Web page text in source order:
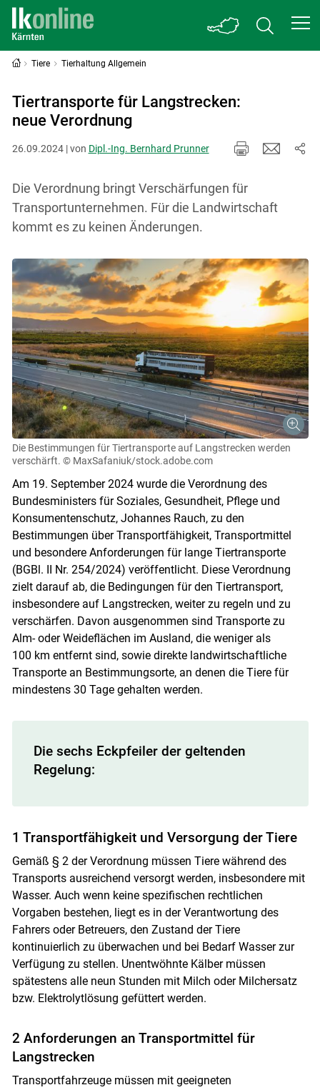
Tiere Tierhaltung Allgemein
Tiertransporte für Langstrecken:
neue Verordnung
26.09.2024 | von Dipl.-Ing. Bernhard Prunner
Die Verordnung bringt Verschärfungen für
Transportunternehmen. Für die Landwirtschaft
kommt es zu keinen Änderungen.
Die Bestimmungen für Tiertransporte auf Langstrecken werden
verschärft. © MaxSafaniuk/stock.adobe.com
Am 19. September 2024 wurde die Verordnung des
Bundesministers für Soziales, Gesundheit, Pflege und
Konsumentenschutz, Johannes Rauch, zu den
Bestimmungen über Transportfähigkeit, Transportmittel
und besondere Anforderungen für lange Tiertransporte
(BGBl. II Nr. 254/​2024) veröffentlicht. Diese Verordnung
zielt darauf ab, die Bedingungen für den Tiertransport,
insbesondere auf Langstrecken, weiter zu regeln und zu
verschärfen. Davon ausgenommen sind Transporte zu
Alm- oder Weideflächen im Ausland, die weniger als
100 km entfernt sind, sowie direkte landwirtschaftliche
Transporte an Bestimmungsorte, an denen die Tiere für
mindestens 30 Tage gehalten werden.
Die sechs Eckpfeiler der geltenden
Regelung:
1 Transportfähigkeit und Versorgung der Tiere
Gemäß § 2 der Verordnung müssen Tiere während des
Transports ausreichend versorgt werden, insbesondere mit
Wasser. Auch wenn keine spezifischen rechtlichen
Vorgaben bestehen, liegt es in der Verantwortung des
Fahrers oder Betreuers, den Zustand der Tiere
kontinuierlich zu überwachen und bei Bedarf Wasser zur
Verfügung zu stellen. Unentwöhnte Kälber müssen
spätestens alle neun Stunden mit Milch oder Milchersatz
bzw. Elektrolytlösung gefüttert werden.
2 Anforderungen an Trans­portmittel für
Langstrecken
Transportfahrzeuge müssen mit geeigneten